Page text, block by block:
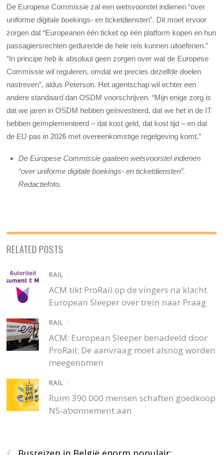
De Europese Commissie zal een wetsvoorstel indienen “over
uniforme digitale boekings- en ticketdiensten”. Dit moet ervoor
zorgen dat “Europeanen één ticket op één platform kopen en hun
passagiersrechten gedurende de hele reis kunnen uitoefenen.”
“In principe heb ik absoluut geen zorgen over wat de Europese
Commissie wil reguleren, omdat we precies dezelfde doelen
nastreven”, aldus Peterson. Het agentschap wil echter een
andere standaard dan OSDM voorschrijven. “Mijn enige zorg is
dat we jaren in OSDM hebben geïnvesteerd, dat we het in de IT
hebben geïmplementeerd – dat kost geld, dat kost tijd – en dat
de EU pas in 2026 met overeenkomstige regelgeving komt.”
De Europese Commissie gaateen wetsvoorstel indienen
“over uniforme digitale boekings- en ticketdiensten”.
Redactiefoto.
RELATED POSTS
RAIL /
ACM tikt ProRail op de vingers na klacht
European Sleeper over trein naar Praag
RAIL /
ACM: European Sleeper benadeeld door
ProRail; De aanvraag moet alsnog worden
meegenomen
RAIL /
Ruim 390.000 mensen schaften goedkoop
NS-abonnement aan